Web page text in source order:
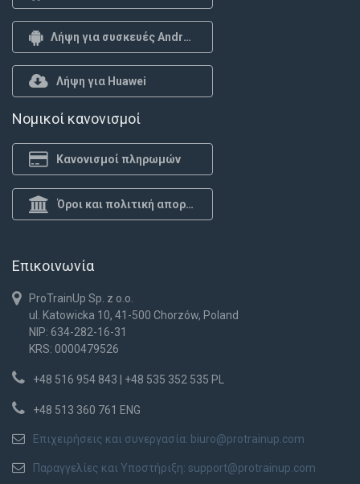
Λήψη για συσκευές Android
Λήψη για Huawei
Νομικοί κανονισμοί
Κανονισμοί πληρωμών
Όροι και πολιτική απορρήτου
Επικοινωνία
ProTrainUp Sp. z o.o.
ul. Katowicka 10, 41-500 Chorzów, Poland
NIP: 634-282-16-31
KRS: 0000479526
+48 516 954 843 | +48 535 352 535 PL
+48 513 360 761 ENG
Επιχειρήσεις και συνεργασία: biuro@protrainup.com
Παραγγελίες και Υποστήριξη: support@protrainup.com